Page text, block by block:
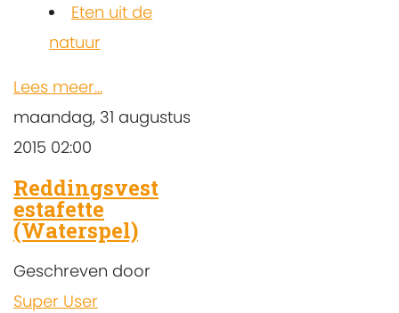
Eten uit de
natuur
Lees meer...
maandag, 31 augustus
2015 02:00
Reddingsvest
estafette
(Waterspel)
Geschreven door
Super User